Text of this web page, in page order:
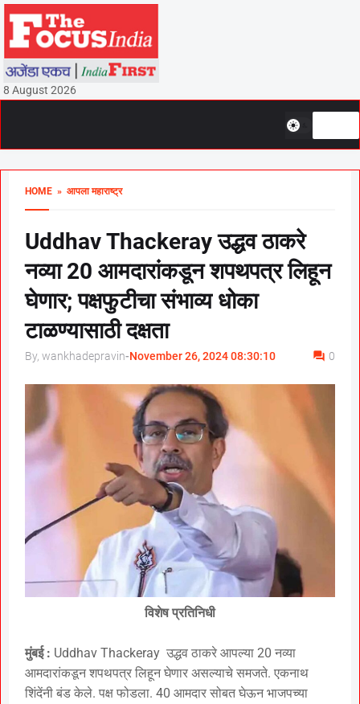
8 August 2026
HOME » आपला महाराष्ट्र
Uddhav Thackeray उद्धव ठाकरे
नव्या 20 आमदारांकडून शपथपत्र लिहून
घेणार; पक्षफुटीचा संभाव्य धोका
टाळण्यासाठी दक्षता
By, wankhadepravin-November 26, 2024 08:30:10 0
विशेष प्रतिनिधी
मुंबई : Uddhav Thackeray उद्धव ठाकरे आपल्या 20 नव्या
आमदारांकडून शपथपत्र लिहून घेणार असल्याचे समजते. एकनाथ
शिंदेंनी बंड केले. पक्ष फोडला. 40 आमदार सोबत घेऊन भाजपच्या